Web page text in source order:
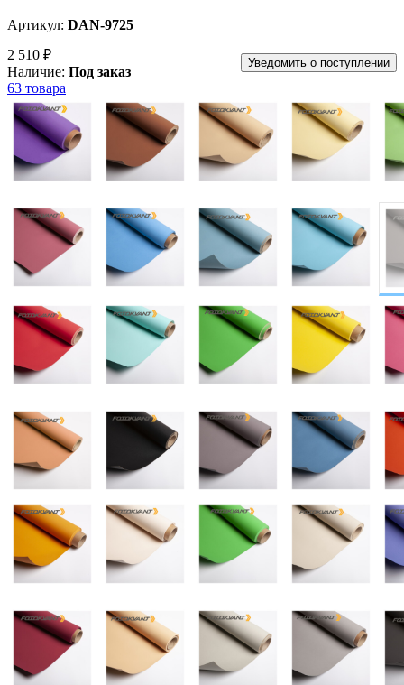
Артикул: DAN-9725
2 510 ₽
Наличие: Под заказ
Уведомить о поступлении
63 товара